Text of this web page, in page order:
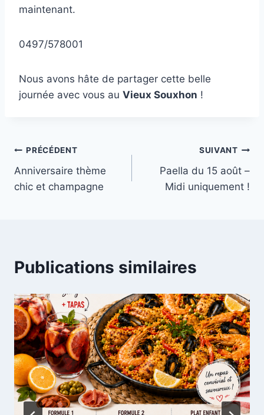
maintenant.
0497/578001
Nous avons hâte de partager cette belle
journée avec vous au Vieux Souxhon !
Navigation
de
PRÉCÉDENT
Anniversaire thème
chic et champagne
SUIVANT
Paella du 15 août –
Midi uniquement !
Publications similaires